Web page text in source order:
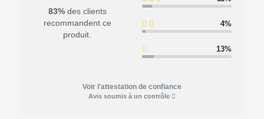
83%des clients
recommandent ce
produit.
4%
13%
Voir l'attestation de confiance
Avis soumis à un contrôle